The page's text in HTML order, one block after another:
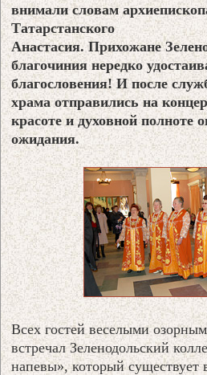
внимали словам
Татарстанского
Анастасия. Прихожане
благочиния нередко
благословения! И после
храма отправились на
красоте и духовной полноте
ожидания.
Всех гостей веселыми
встречал Зеленодольский
напевы», который существует